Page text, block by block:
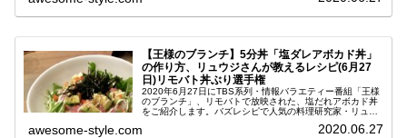
【王様のブランチ】5分丼「塩ダレアボカド丼」
の作り方、リュウジさんが教えるレシピ(6月27
日)リモバト丼ぶり選手権
2020年6月27日にTBS系列・情報バラエティー番組「王様
のブランチ」、リモバトで放映された、塩だれアボカド丼
をご紹介します。バズレシピで人気の料理研究家・リュウ
awesome-style.com 2020.06.27